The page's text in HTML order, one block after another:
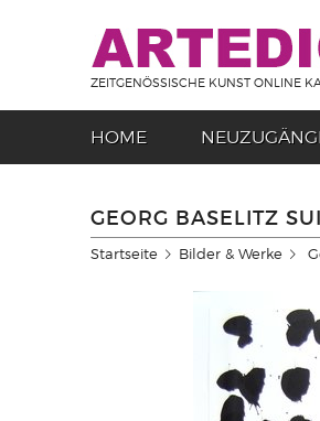
ZEITGENÖSSISCHE KUNST ONLINE
HOME
GEORG BASELITZ
Startseite Bilder & Werke